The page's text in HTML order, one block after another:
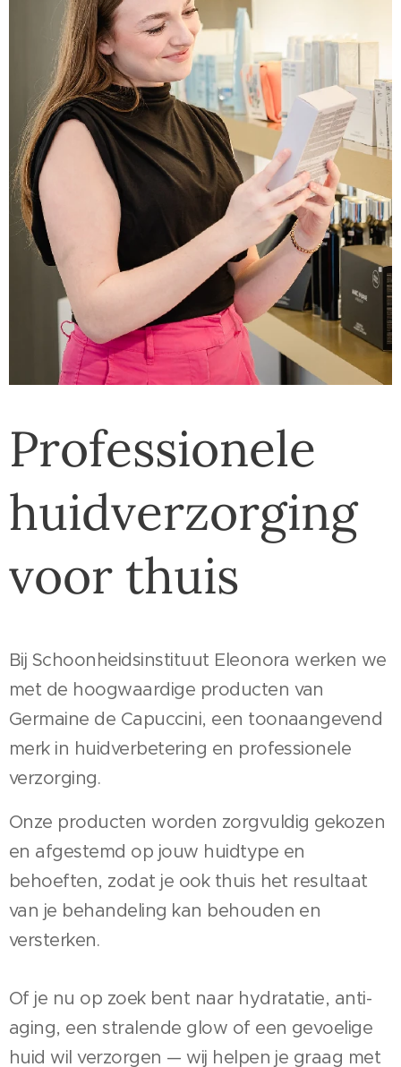
Professionele
huidverzorging
voor thuis
Bij Schoonheidsinstituut Eleonora werken we
met de hoogwaardige producten van
Germaine de Capuccini, een toonaangevend
merk in huidverbetering en professionele
verzorging.
Onze producten worden zorgvuldig gekozen
en afgestemd op jouw huidtype en
behoeften, zodat je ook thuis het resultaat
van je behandeling kan behouden en
versterken.
Of je nu op zoek bent naar hydratatie, anti-
aging, een stralende glow of een gevoelige
huid wil verzorgen — wij helpen je graag met